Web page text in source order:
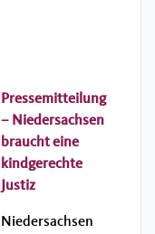
Pressemitteilung
– Niedersachsen
braucht eine
kindgerechte
Justiz
Niedersachsen